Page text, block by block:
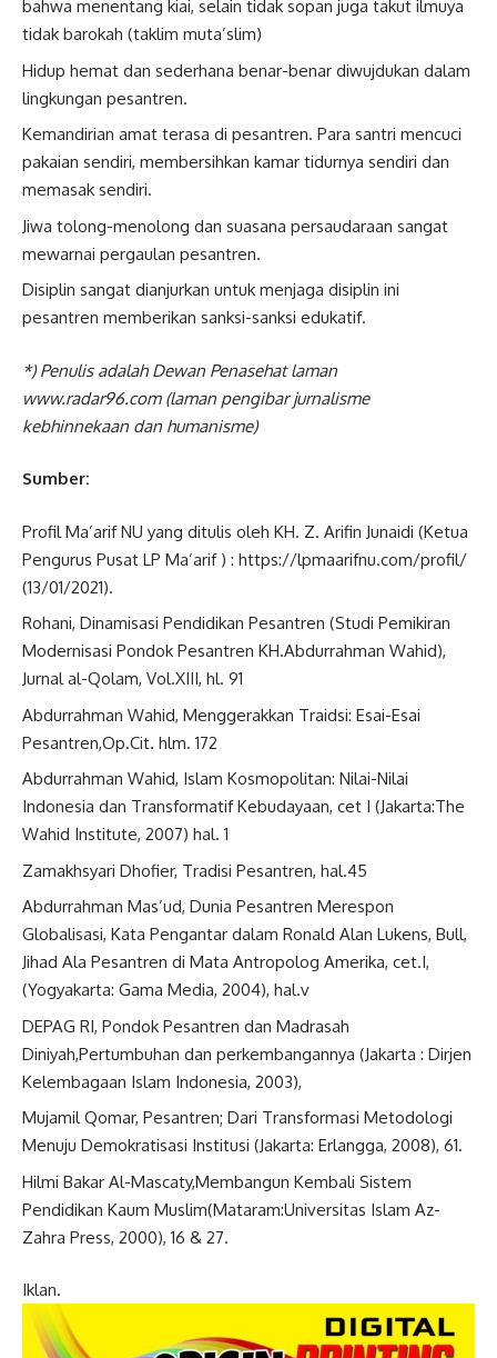
bahwa menentang kiai, selain tidak sopan juga takut ilmuya
tidak barokah (taklim muta’slim)
Hidup hemat dan sederhana benar-benar diwujdukan dalam
lingkungan pesantren.
Kemandirian amat terasa di pesantren. Para santri mencuci
pakaian sendiri, membersihkan kamar tidurnya sendiri dan
memasak sendiri.
Jiwa tolong-menolong dan suasana persaudaraan sangat
mewarnai pergaulan pesantren.
Disiplin sangat dianjurkan untuk menjaga disiplin ini
pesantren memberikan sanksi-sanksi edukatif.
*) Penulis adalah Dewan Penasehat laman
www.radar96.com (laman pengibar jurnalisme
kebhinnekaan dan humanisme)
Sumber:
Profil Ma’arif NU yang ditulis oleh KH. Z. Arifin Junaidi (Ketua
Pengurus Pusat LP Ma’arif ) : https://lpmaarifnu.com/profil/
(13/01/2021).
Rohani, Dinamisasi Pendidikan Pesantren (Studi Pemikiran
Modernisasi Pondok Pesantren KH.Abdurrahman Wahid),
Jurnal al-Qolam, Vol.XIII, hl. 91
Abdurrahman Wahid, Menggerakkan Traidsi: Esai-Esai
Pesantren,Op.Cit. hlm. 172
Abdurrahman Wahid, Islam Kosmopolitan: Nilai-Nilai
Indonesia dan Transformatif Kebudayaan, cet I (Jakarta:The
Wahid Institute, 2007) hal. 1
Zamakhsyari Dhofier, Tradisi Pesantren, hal.45
Abdurrahman Mas’ud, Dunia Pesantren Merespon
Globalisasi, Kata Pengantar dalam Ronald Alan Lukens, Bull,
Jihad Ala Pesantren di Mata Antropolog Amerika, cet.I,
(Yogyakarta: Gama Media, 2004), hal.v
DEPAG RI, Pondok Pesantren dan Madrasah
Diniyah,Pertumbuhan dan perkembangannya (Jakarta : Dirjen
Kelembagaan Islam Indonesia, 2003),
Mujamil Qomar, Pesantren; Dari Transformasi Metodologi
Menuju Demokratisasi Institusi (Jakarta: Erlangga, 2008), 61.
Hilmi Bakar Al-Mascaty,Membangun Kembali Sistem
Pendidikan Kaum Muslim(Mataram:Universitas Islam Az-
Zahra Press, 2000), 16 & 27.
Iklan.